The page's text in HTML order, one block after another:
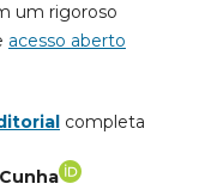
um rigoroso
acesso aberto
completa